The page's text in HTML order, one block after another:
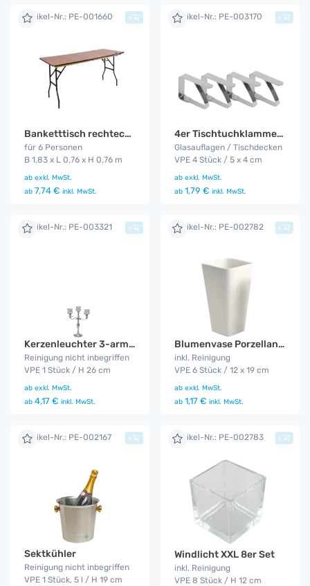
Artikel-Nr.: PE-001660
Banketttisch rechteckig 1,83 m
für 6 Personen
B 1,83 x L 0,76 x H 0,76 m
ab exkl. MwSt.
ab 7,74 € inkl. MwSt.
+ Artikel-Nr.: PE-003170
4er Tischtuchklammer Set
Glasauflagen / Tischdecken
VPE 4 Stück / 5 x 4 cm
ab exkl. MwSt.
ab 1,79 € inkl. MwSt.
+
Artikel-Nr.: PE-003321
Kerzenleuchter 3-armig 26 cm
Reinigung nicht inbegriffen
VPE 1 Stück / H 26 cm
ab exkl. MwSt.
ab 4,17 € inkl. MwSt.
+ Artikel-Nr.: PE-002782
Blumenvase Porzellan 6er Set
inkl. Reinigung
VPE 6 Stück / 12 x 19 cm
ab exkl. MwSt.
ab 1,17 € inkl. MwSt.
+
Artikel-Nr.: PE-002167
Sektkühler
Reinigung nicht inbegriffen
VPE 1 Stück, 5 l / H 19 cm
+ Artikel-Nr.: PE-002783
Windlicht XXL 8er Set
inkl. Reinigung
VPE 8 Stück / H 12 cm
+